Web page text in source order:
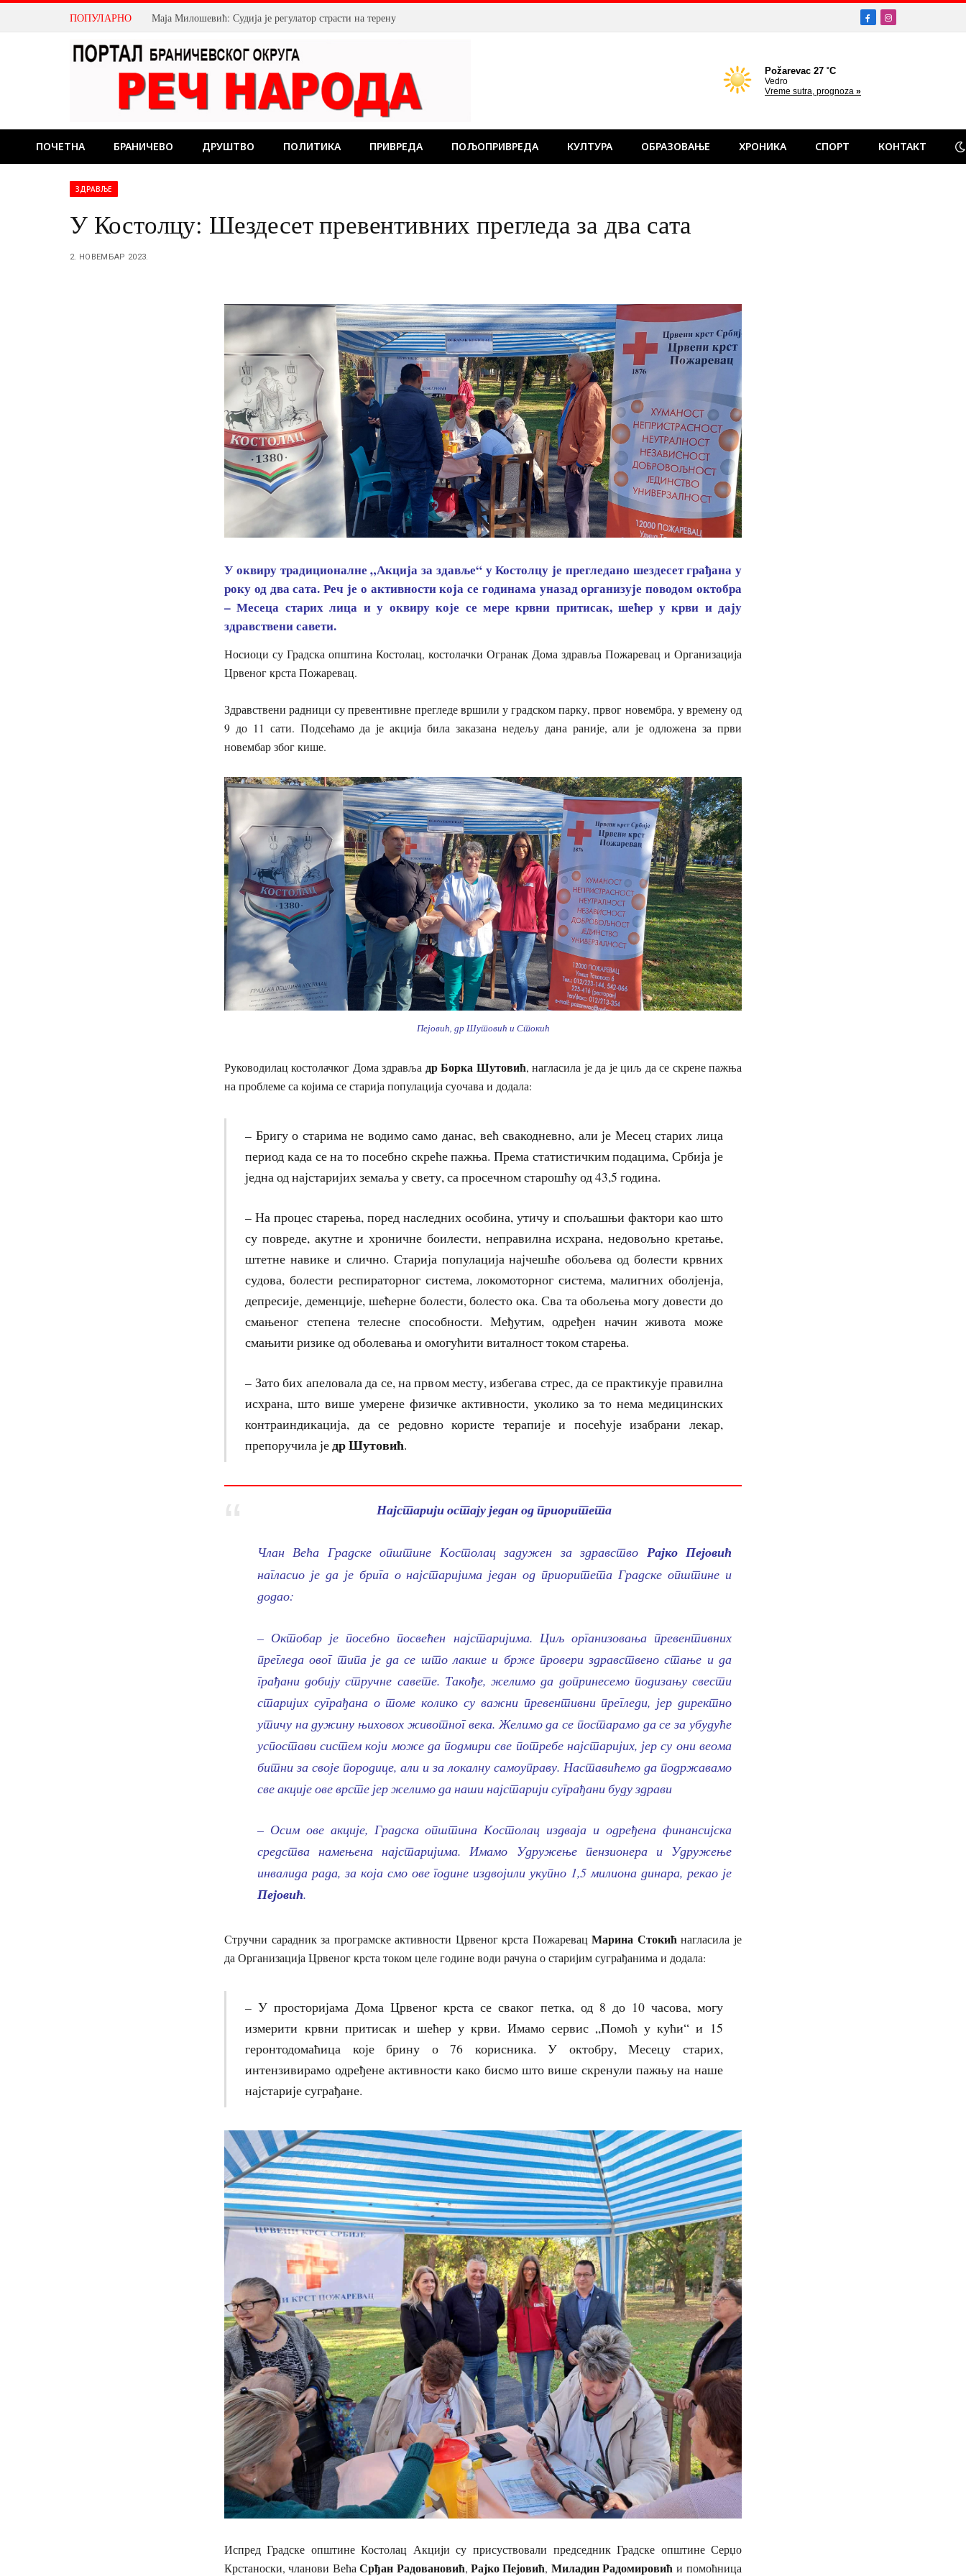
ПОПУЛАРНО Малишани рођени од 26. до 31. јула 2026.године FacebookInstagram
ПОЧЕТНА БРАНИЧЕВО ДРУШТВО ПОЛИТИКА ПРИВРЕДА ПОЉОПРИВРЕДА КУЛТУРА ОБРАЗОВАЊЕ ХРОНИКА СПОРТ КОНТАКТ
ЗДРАВЉЕ
У Костолцу: Шездесет превентивних прегледа за два сата
2. НОВЕМБАР 2023.
У оквиру традиционалне „Акција за здавље“ у Костолцу је прегледано шездесет грађана у
року од два сата. Реч је о активности која се годинама уназад организује поводом октобра
– Месеца старих лица и у оквиру које се мере крвни притисак, шећер у крви и дају
здравствени савети.
Носиоци су Градска општина Костолац, костолачки Огранак Дома здравља Пожаревац и Организација
Црвеног крста Пожаревац.
Здравствени радници су превентивне прегледе вршили у градском парку, првог новембра, у времену од
9 до 11 сати. Подсећамо да је акција била заказана недељу дана раније, али је одложена за први
новембар због кише.
Пејовић, др Шутовић и Стокић
Руководилац костолачког Дома здравља др Борка Шутовић, нагласила је да је циљ да се скрене пажња
на проблеме са којима се старија популација суочава и додала:
– Бригу о старима не водимо само данас, већ свакодневно, али је Месец старих лица
период када се на то посебно скреће пажња. Према статистичким подацима, Србија је
једна од најстаријих земаља у свету, са просечном старошћу од 43,5 година.
– На процес старења, поред наследних особина, утичу и спољашњи фактори као што
су повреде, акутне и хроничне боилести, неправилна исхрана, недовољно кретање,
штетне навике и слично. Старија популација најчешће обољева од болести крвних
судова, болести респираторног система, локомоторног система, малигних оболјенја,
депресије, деменције, шећерне болести, болесто ока. Сва та обољења могу довести до
смањеног степена телесне способности. Међутим, одређен начин живота може
смањити ризике од оболевања и омогућити виталност током старења.
– Зато бих апеловала да се, на првом месту, избегава стрес, да се практикује правилна
исхрана, што више умерене физичке активности, уколико за то нема медицинских
контраиндикација, да се редовно користе терапије и посећује изабрани лекар,
препоручила једр Шутовић.
Најстарији остају један од приоритета
Члан Већа Градске општине Костолац задужен за здравство Рајко Пејовић
нагласио је да је брига о најстаријима један од приоритета Градске општине и
додао:
– Октобар је посебно посвећен најстаријима. Циљ организовања превентивних
прегледа овог типа је да се што лакше и брже провери здравствено стање и да
грађани добију стручне савете. Такође, желимо да допринесемо подизању свести
старијих суграђана о томе колико су важни превентивни прегледи, јер директно
утичу на дужину њиховох животног века. Желимо да се постарамо да се за убудуће
успостави систем који може да подмири све потребе најстаријих, јер су они веома
битни за своје породице, али и за локалну самоуправу. Наставићемо да подржавамо
све акције ове врсте јер желимо да наши најстарији суграђани буду здрави
– Осим ове акције, Градска општина Костолац издваја и одређена финансијска
средства намењена најстаријима. Имамо Удружење пензионера и Удружење
инвалида рада, за која смо ове године издвојили укупно 1,5 милиона динара, рекао је
Пејовић.
Стручни сарадник за програмске активности Црвеног крста ПожаревацМарина Стокићнагласила је
да Организација Црвеног крста током целе године води рачуна о старијим суграђанима и додала:
– У просторијама Дома Црвеног крста се сваког петка, од 8 до 10 часова, могу
измерити крвни притисак и шећер у крви. Имамо сервис „Помоћ у кући“ и 15
геронтодомаћица које брину о 76 корисника. У октобру, Месецу старих,
интензивирамо одређене активности како бисмо што више скренули пажњу на наше
најстарије суграђане.
Испред Градске општине Костолац Акцији су присуствовали председник Градске општине Серџо
Крстаноски, чланови ВећаСрђан Радовановић,Рајко Пејовић, Миладин Радомировић и помоћница